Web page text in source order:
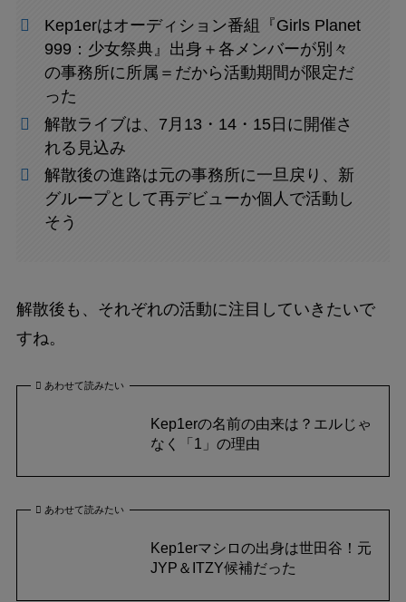
Kep1erはオーディション番組『Girls Planet
999：少女祭典』出身＋各メンバーが別々
の事務所に所属＝だから活動期間が限定だ
った
解散ライブは、7月13・14・15日に開催さ
れる見込み
解散後の進路は元の事務所に一旦戻り、新
グループとして再デビューか個人で活動し
そう
解散後も、それぞれの活動に注目していきたいで
すね。
あわせて読みたい
Kep1erの名前の由来は？エルじゃ
なく「1」の理由
あわせて読みたい
Kep1erマシロの出身は世田谷！元
JYP＆ITZY候補だった